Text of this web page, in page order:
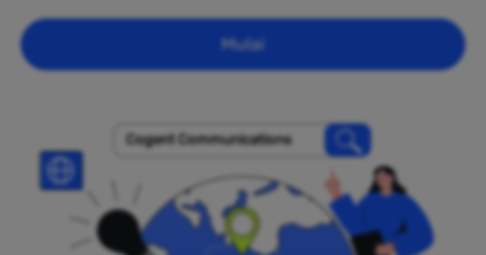
Mulai
Cogent Communications